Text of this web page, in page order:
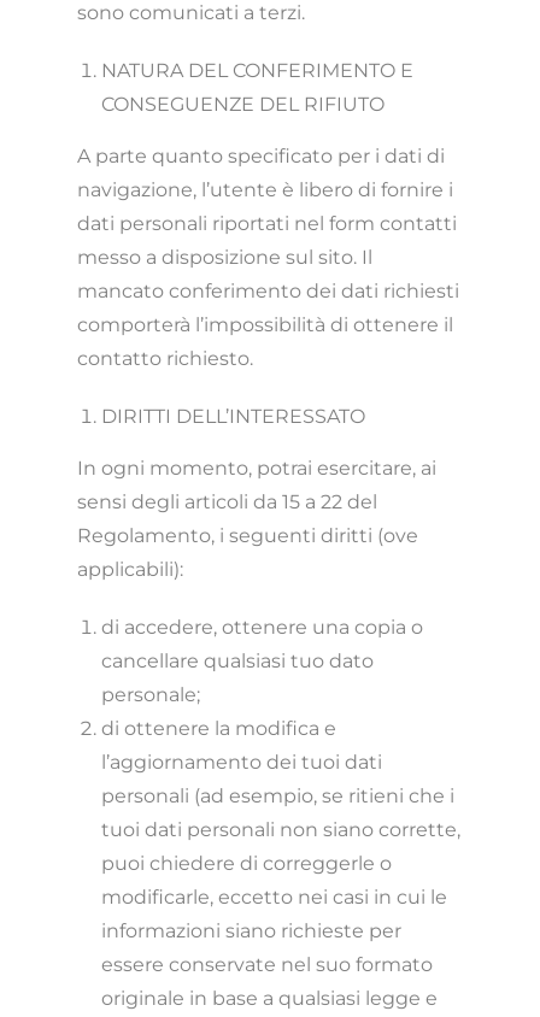
sono comunicati a terzi.
NATURA DEL CONFERIMENTO E
CONSEGUENZE DEL RIFIUTO
A parte quanto specificato per i dati di
navigazione, l’utente è libero di fornire i
dati personali riportati nel form contatti
messo a disposizione sul sito. Il
mancato conferimento dei dati richiesti
comporterà l’impossibilità di ottenere il
contatto richiesto.
DIRITTI DELL’INTERESSATO
In ogni momento, potrai esercitare, ai
sensi degli articoli da 15 a 22 del
Regolamento, i seguenti diritti (ove
applicabili):
di accedere, ottenere una copia o
cancellare qualsiasi tuo dato
personale;
di ottenere la modifica e
l’aggiornamento dei tuoi dati
personali (ad esempio, se ritieni che i
tuoi dati personali non siano corrette,
puoi chiedere di correggerle o
modificarle, eccetto nei casi in cui le
informazioni siano richieste per
essere conservate nel suo formato
originale in base a qualsiasi legge e